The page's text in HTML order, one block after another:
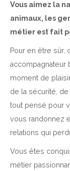
Vous aimez la
animaux, les
métier est fait
Pour en être sûr,
accompagnateur
moment de
de la sécurité,
tout pensé pour
vous randonnez
relations qui
Vous êtes
métier